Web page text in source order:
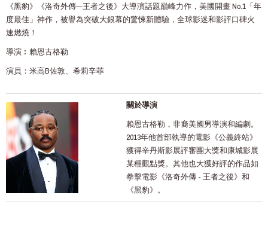
《黑豹》《洛奇外傳—王者之後》大導演話題巔峰力作，美國開畫 No.1「年
度最佳」神作，被譽為突破大銀幕的驚悚新體驗，全球影迷和影評口碑火
速燃燒！
導演︰賴恩古格勒
演員：米高B佐敦、希莉辛菲
關於導演
賴恩古格勒，非裔美國男導演和編劇。
2013年他首部執導的電影《公義終站》
獲得辛丹斯影展評審團大獎和康城影展
某種觀點獎。其他也大獲好評的作品如
拳擊電影《洛奇外傳 - 王者之後》和
《黑豹》。